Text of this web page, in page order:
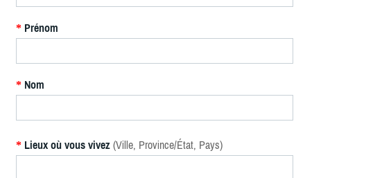
* Prénom
* Nom
* Lieux où vous vivez (Ville, Province/État, Pays)